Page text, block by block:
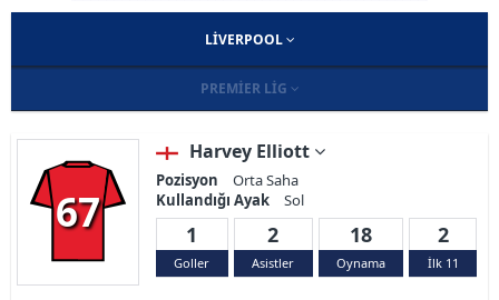
LIVERPOOL
PREMIER LIG
67
Harvey Elliott
Pozisyon
Orta Saha
Kullandığı Ayak
Sol
1
Goller
2
Asistler
18
Oynama
2
İlk 11